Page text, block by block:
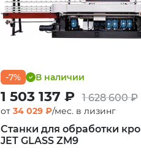
-7% В наличии
1 503 137 ₽ 1 628 600 ₽
от 34 029 ₽/мес. в лизинг
Станки для обработки
JET GLASS ZM9